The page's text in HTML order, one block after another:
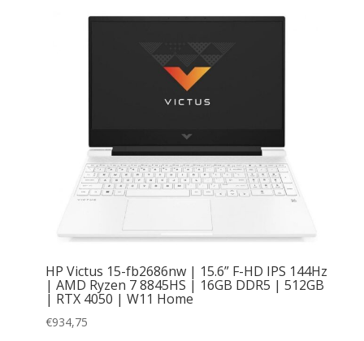
HP Victus 15-fb2686nw | 15.6” F-HD IPS 144Hz
| AMD Ryzen 7 8845HS | 16GB DDR5 | 512GB
| RTX 4050 | W11 Home
€934,75